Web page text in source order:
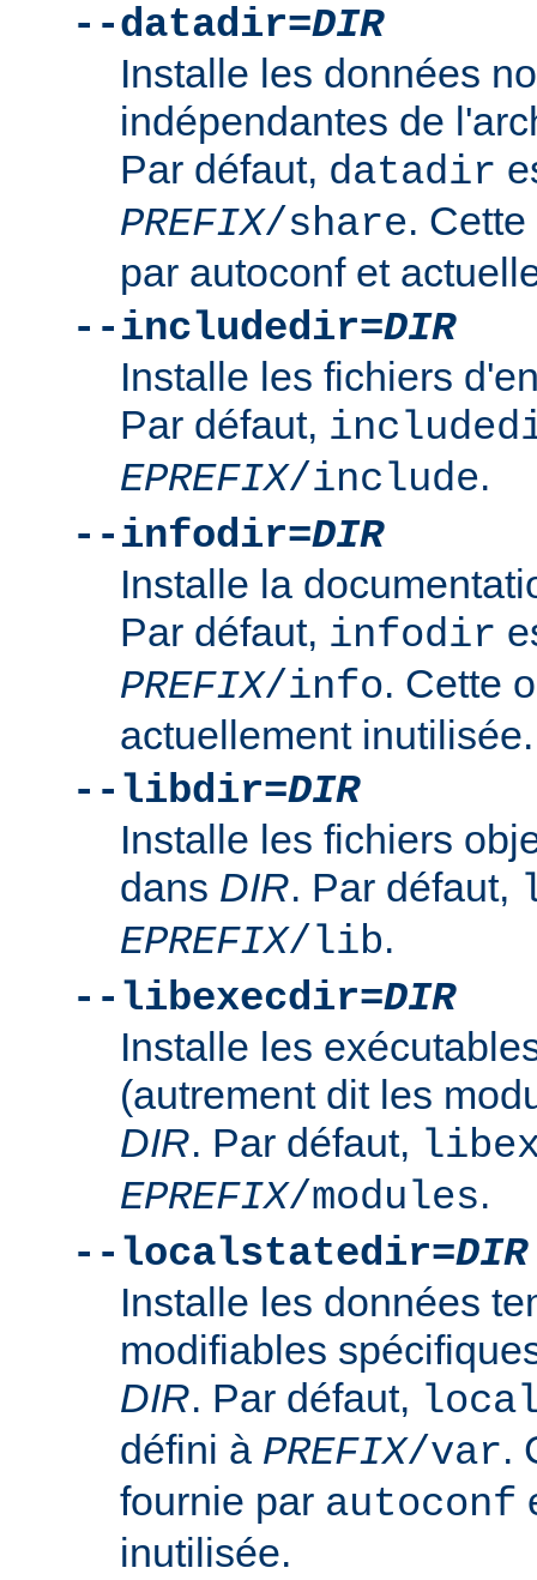
--datadir=DIR
Installe les données
indépendantes de
Par défaut, datadir
PREFIX/share.
par autoconf et
--includedir=DIR
Installe les fichiers
Par défaut,
EPREFIX/include.
--infodir=DIR
Installe la
Par défaut, infodir
PREFIX/info. Cette
actuellement inutilisée.
--libdir=DIR
Installe les fichiers
dans DIR. Par défaut,
EPREFIX/lib.
--libexecdir=DIR
Installe les
(autrement dit les
DIR. Par défaut,
EPREFIX/modules.
--localstatedir=DIR
Installe les données
modifiables
DIR. Par défaut,
défini à PREFIX/var.
fournie par autoconf
inutilisée.